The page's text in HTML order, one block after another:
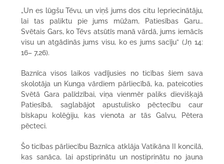
„Un es lūgšu Tēvu, un viņš jums dos citu Iepriecinātāju,
lai tas paliktu pie jums mūžam, Patiesības Garu…
Svētais Gars, ko Tēvs atsūtīs manā vārdā, jums iemācīs
visu un atgādinās jums visu, ko es jums sacīju” (Jņ 14:
16– 7,26).
Baznīca visos laikos vadījusies no ticības šiem sava
skolotāja un Kunga vārdiem pārliecībā, ka, pateicoties
Svētā Gara palīdzībai, viņa vienmēr paliks dievišķajā
Patiesībā, saglabājot apustulisko pēctecību caur
bīskapu kolēģiju, kas vienota ar tās Galvu, Pētera
pēcteci.
Šo ticības pārliecību Baznīca atklāja Vatikāna II koncilā,
kas sanāca, lai apstiprinātu un nostiprinātu no jauna